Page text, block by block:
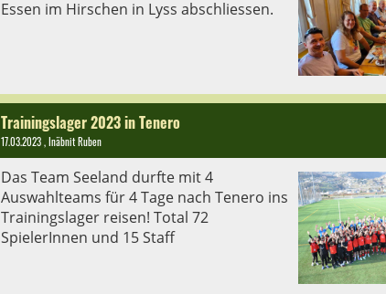
Essen im Hirschen in Lyss abschliessen.
Trainingslager 2023 in Tenero
17.03.2023, Inäbnit Ruben
Das Team Seeland durfte mit 4
Auswahlteams für 4 Tage nach Tenero ins
Trainingslager reisen! Total 72
SpielerInnen und 15 Staff